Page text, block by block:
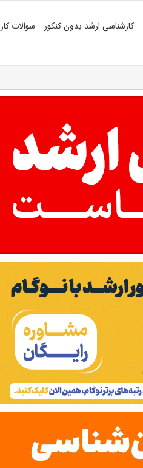
کارشناسی ارشد بدون کنکور سوالات